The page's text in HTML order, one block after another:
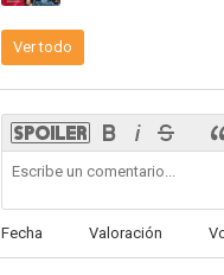
Ver todo
Fecha Valoración